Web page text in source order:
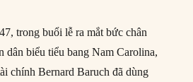
trong buổi lễ ra mắt bức chân
dân biểu tiểu bang Nam Carolina,
chính Bernard Baruch đã dùng